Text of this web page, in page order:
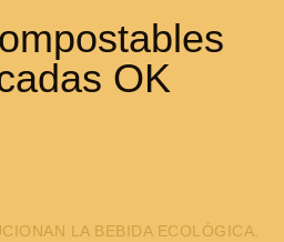
OK
LA BEBIDA ECOLÓGICA.